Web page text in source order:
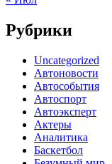
Рубрики
Uncategorized
Автоновости
Автособытия
Автоспорт
Автоэксперт
Актеры
Аналитика
Баскетбол